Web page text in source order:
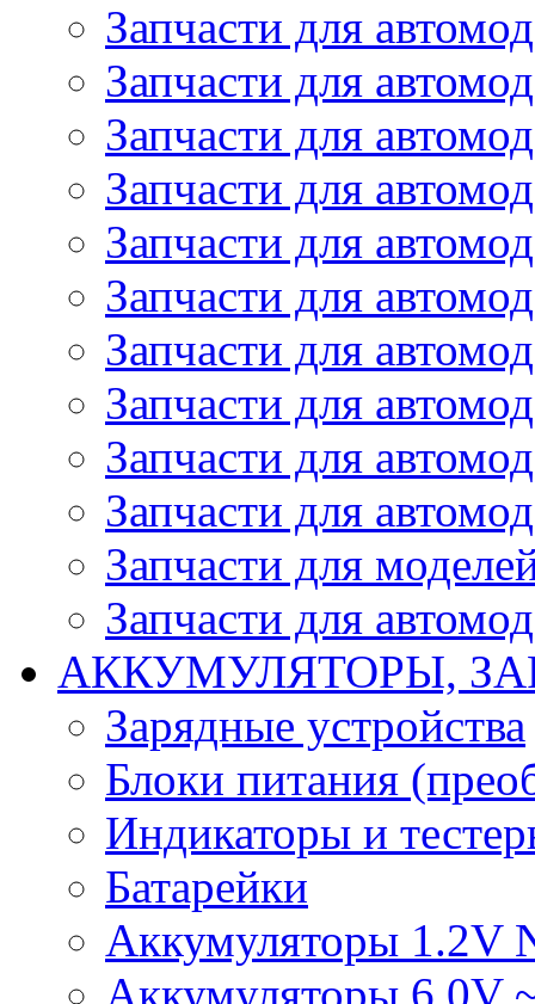
Запчасти для
Запчасти для
Запчасти для
Запчасти для
Запчасти для
Запчасти для
Запчасти для
Запчасти для
Запчасти для
Запчасти для
Запчасти для
Запчасти для
АККУМУЛЯТОРЫ,
Зарядные устройства
Блоки питания
Индикаторы и
Батарейки
Аккумуляторы 1.2V